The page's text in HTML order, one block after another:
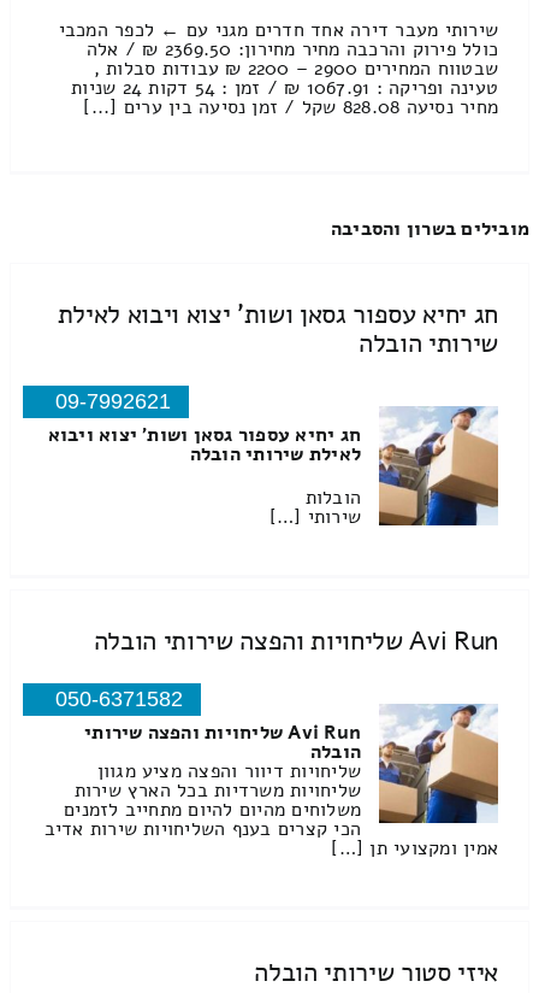
שירותי מעבר דירה אחד חדרים מגני עם ← לכפר המכבי
כולל פירוק והרכבה מחיר מחירון: 2369.50 ₪ / אלה
שבטווח המחירים 2900 – 2200 ₪ עבודות סבלות ,
טעינה ופריקה : 1067.91 ₪ / זמן : 54 דקות 24 שניות
מחיר נסיעה 828.08 שקל / זמן נסיעה בין ערים [...]
מובילים בשרון והסביבה
חג יחיא עספור גסאן ושות' יצוא ויבוא לאילת
שירותי הובלה
09-7992621
חג יחיא עספור גסאן ושות' יצוא ויבוא
לאילת שירותי הובלה
הובלות
שירותי […]
Avi Run שליחויות והפצה שירותי הובלה
050-6371582
Avi Run שליחויות והפצה שירותי
הובלה
שליחויות דיוור והפצה מציע מגוון
שליחויות משרדיות בכל הארץ שירות
משלוחים מהיום להיום מתחייב לזמנים
הכי קצרים בענף השליחויות שירות אדיב
אמין ומקצועי תן […]
איזי סטור שירותי הובלה